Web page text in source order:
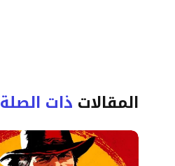
المقالات ذات الصلة